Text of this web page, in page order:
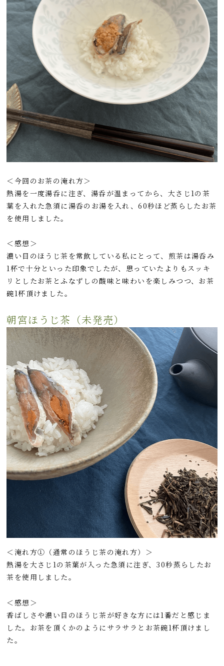
＜今回のお茶の淹れ方＞
熱湯を一度湯呑に注ぎ、湯呑が温まってから、大さじ1の茶
葉を入れた急須に湯呑のお湯を入れ、60秒ほど蒸らしたお茶
を使用しました。
＜感想＞
濃い目のほうじ茶を常飲している私にとって、煎茶は湯呑み
1杯で十分といった印象でしたが、思っていたよりもスッキ
リとしたお茶とふなずしの酸味と味わいを楽しみつつ、お茶
碗1杯頂けました。
朝宮ほうじ茶（未発売）
＜淹れ方①（通常のほうじ茶の淹れ方）＞
熱湯を大さじ1の茶葉が入った急須に注ぎ、30秒蒸らしたお
茶を使用しました。
＜感想＞
香ばしさや濃い目のほうじ茶が好きな方には1番だと感じま
した。お茶を頂くかのようにサラサラとお茶碗1杯頂けまし
た。